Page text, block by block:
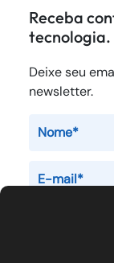
O que é
Receba
tecnologia.
Deixe seu
newsletter.
Ao submeter